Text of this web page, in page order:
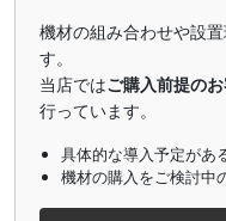
機材の組み合わせや設
す。
当店ではご購入前提の
行っています。
具体的な導入予定があ
機材の購入をご検討中